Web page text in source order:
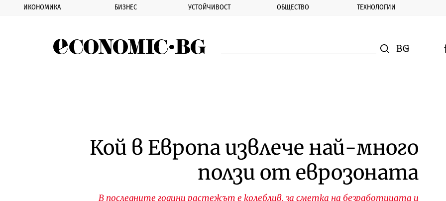
ИКОНОМИКА БИЗНЕС УСТОЙЧИВОСТ ОБЩЕСТВО ТЕХНОЛОГИИ
Смяна на
Кой в Европа извлече най-много
ползи от еврозоната
В последните години растежът е колеблив, за сметка на безработицата и